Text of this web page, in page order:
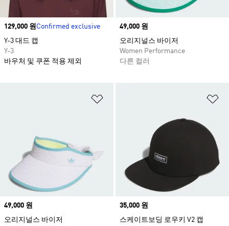
Price
129,000 원Confirmed exclusive
Y-3 대드 캡
Y-3
바우처 및 쿠폰 적용 제외
Price
49,000 원
오리지널스 바이저
Women Performance
다른 컬러
Price
49,000 원
오리지널스 바이저
Price
35,000 원
스케이트보딩 로우키 V2 캡